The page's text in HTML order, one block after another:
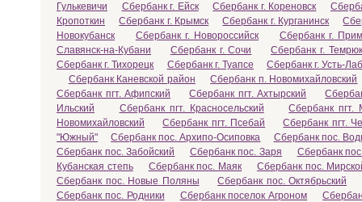
Гулькевичи
Сбербанк г. Ейск Сбербанк г. Кореновск
Кропоткин
Сбербанк г. Крымск Сбербанк г. Курганинск
Новокубанск
Сбербанк г. Новороссийск
Сбербанк г.
Славянск-на-Кубани
Сбербанк г. Сочи
Сбербанк г. Темрюк
Сбербанк г. Тихорецк
Сбербанк г. Туапсе
Сбербанк г. Усть-
Сбербанк Каневской район
Сбербанк п. Новомихайловский
Сбербанк пгт. Афипский
Сбербанк пгт. Ахтырский
Ильский
Сбербанк пгт. Красносельский
Сбербанк пгт.
Новомихайловский
Сбербанк пгт. Псебай
Сбербанк пгт.
"Южный"
Сбербанк пос. Архипо-Осиповка
Сбербанк пос.
Сбербанк пос. Забойский
Сбербанк пос. Заря
Сбербанк
Кубанская степь
Сбербанк пос. Маяк
Сбербанк пос.
Сбербанк пос. Новые Поляны
Сбербанк пос. Октябрьский
Сбербанк пос. Родники
Сбербанк поселок Агроном